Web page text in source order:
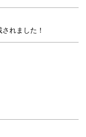
れました！